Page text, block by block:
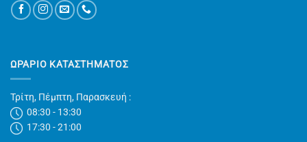
ΩΡΑΡΙΟ ΚΑΤΑΣΤΗΜΑΤΟΣ
Τρίτη, Πέμπτη, Παρασκευή :
08:30 - 13:30
17:30 - 21:00